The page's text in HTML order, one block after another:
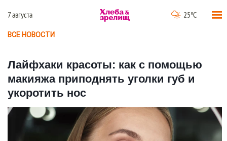
7 августа 25°C
ВСЕ НОВОСТИ
Лайфхаки красоты: как с помощью
макияжа приподнять уголки губ и
укоротить нос